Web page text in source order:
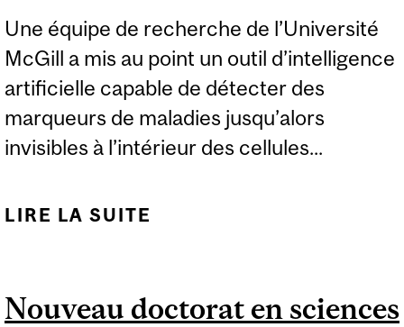
Une équipe de recherche de l’Université
McGill a mis au point un outil d’intelligence
artificielle capable de détecter des
marqueurs de maladies jusqu’alors
invisibles à l’intérieur des cellules...
LIRE LA SUITE
INVISIBLES DE
Nouveau doctorat en sciences